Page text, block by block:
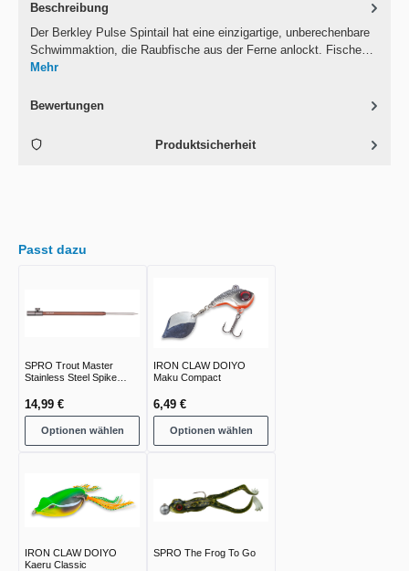
Beschreibung
Der Berkley Pulse Spintail hat eine einzigartige, unberechenbare
Schwimmaktion, die Raubfische aus der Ferne anlockt. Fische…
Mehr
Bewertungen
Produktsicherheit
Passt dazu
SPRO Trout Master
Stainless Steel Spike
14,99 €
Optionen wählen
IRON CLAW DOIYO
Maku Compact
6,49 €
Optionen wählen
IRON CLAW DOIYO
Kaeru Classic
SPRO The Frog To Go